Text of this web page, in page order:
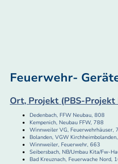
Feuerwehr-
Ort, Projekt (PBS-Projekt
Dedenbach, FFW Neubau, 808
Kempenich, Neubau FFW, 788
Winnweiler VG, Feuerwehrhäuser,
Bolanden, VGW
Winnweiler, Feuerwehr, 663
Seibersbach, NB/Umbau Kita/Fw-
Bad Kreuznach, Feuerwache Nord,